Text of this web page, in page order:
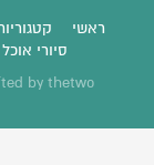
ראשי
סיורי אוכל
by thetwo